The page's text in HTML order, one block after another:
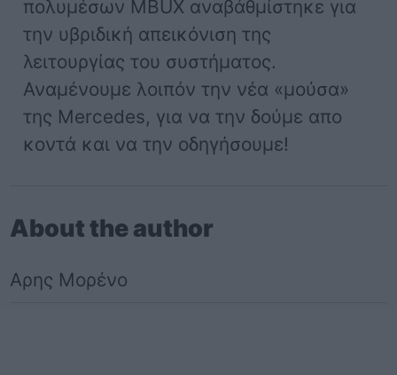
πολυμέσων MBUX αναβάθμίστηκε για
την υβριδική απεικόνιση της
λειτουργίας του συστήματος.
Αναμένουμε λοιπόν την νέα «μούσα»
της Mercedes, για να την δούμε απο
κοντά και να την οδηγήσουμε!
About the author
Αρης Μορένο